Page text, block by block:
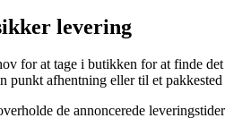
levering
for at tage i butikken for at finde
punkt afhentning eller til et
de annoncerede